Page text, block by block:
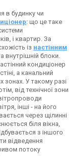
в будинку чи
: що це таке
і квартир. За
із настінним
внутрішній блоки.
кондиціонер
а канальний
зонах. У такому разі
від технічної зони
інші - на його
через щілинні
біля вікна,
з іншого
відведення
потоку